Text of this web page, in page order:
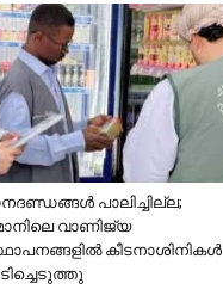
പാലിച്ചില്ല;
വാണിജ്യ
കീടനാശിനികൾ